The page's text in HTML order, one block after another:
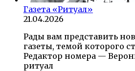
Газета «Ритуал»
21.04.2026
Рады вам представить
газеты, темой которого
Редактор номера —
ритуал